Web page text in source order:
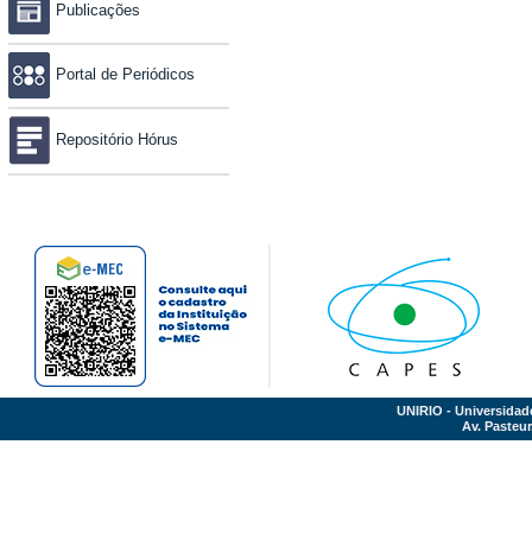
Publicações
Portal de Periódicos
Repositório Hórus
UNIRIO -
Av.